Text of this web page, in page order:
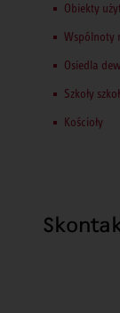
Obiekty
Wspólnoty
Osiedla
Szkoły
Kościoły